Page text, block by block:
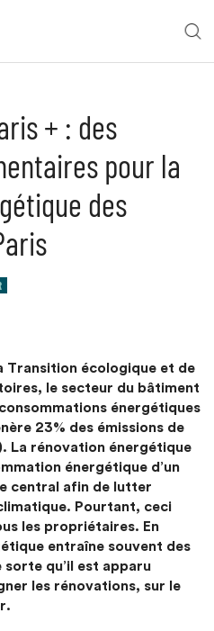
+ : des
pour la
des
Transition écologique et de
le secteur du bâtiment
énergétiques
23% des émissions de
La rénovation énergétique
énergétique d’un
central afin de lutter
Pourtant, ceci
les propriétaires. En
entraîne souvent des
qu’il est apparu
les rénovations, sur le